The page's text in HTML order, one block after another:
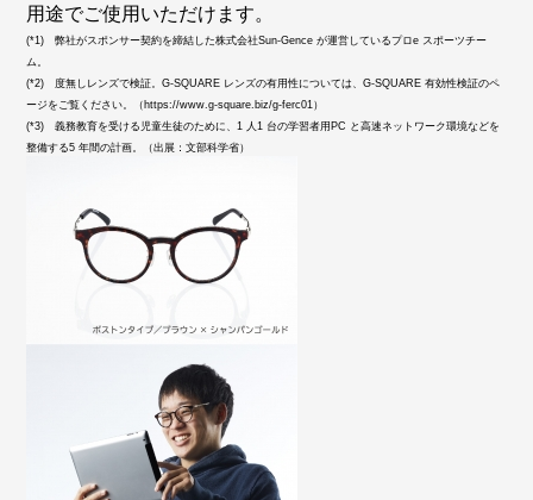
用途でご使用いただけます。
(*1) 弊社がスポンサー契約を締結した株式会社Sun-Gence が運営しているプロe スポーツチー
ム。
(*2) 度無しレンズで検証。G-SQUARE レンズの有用性については、G-SQUARE 有効性検証のペ
ージをご覧ください。（https://www.g-square.biz/g-ferc01）
(*3) 義務教育を受ける児童生徒のために、1 人1 台の学習者用PC と高速ネットワーク環境などを
整備する5 年間の計画。（出展：文部科学省）